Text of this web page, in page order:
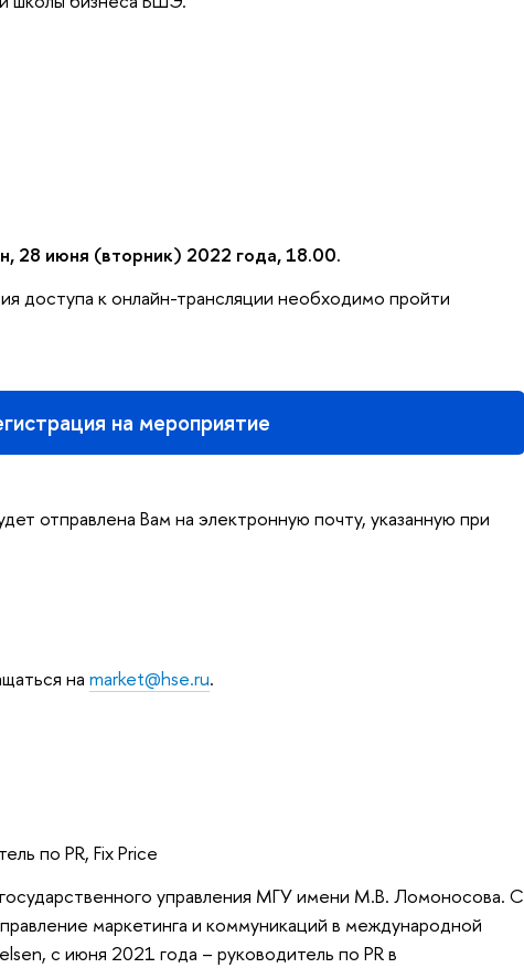
28 июня (вторник) 2022 года, 18.00.
доступа к онлайн-трансляции необходимо пройти
на мероприятие
отправлена Вам на электронную почту, указанную при
наmarket@hse.ru.
по PR, Fix Price
управления МГУ имени М.В. Ломоносова. С
маркетинга и коммуникаций в международной
с июня 2021 года – руководитель по PR в